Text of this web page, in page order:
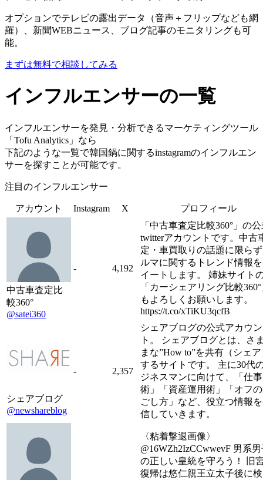
オプションでテレビの露出データ（音声＋フリップなども網
羅）、新聞WEBニュース、ブログ記事のモニタリングも可
能。
まずは無料で相談してみる
インフルエンサーの一覧
インフルエンサーを発見・分析できるマーケティングツール
「Tofu Analytics」なら
下記のような一覧で韓国鍋に関するinstagramのインフルエン
サーを探すことが可能です。
注目のインフルエンサー
アカウント Instagram X プロフィール
中古車査定比
較360°
@satei360
- 4,192
「中古車査定比較360°」の
twitterアカウントです。中古
定・車買取りの話題に限ら
ルマに関するトレンド情報
イートします。 姉妹サイト
「カーシェアリング比較
もよろしくお願いします。
https://t.co/xTiKU3qcfB
シェアブログ
@newshareblog
- 2,357
シェアブログの公式アカウン
ト。 シェアブログとは、さ
まな”How to”を共有（シェ
するサイトです。 主に30代
ジネスマンに向けて、「仕事
術」「資産運用術」「オフ
ごし方」など、役立つ情報
信していきます。
〈粘着撃退画像〉
@16WZh2IzCCwwevF 男系
の正しい皇統を守ろう！ 旧
復帰は悠仁親王立太子後に検